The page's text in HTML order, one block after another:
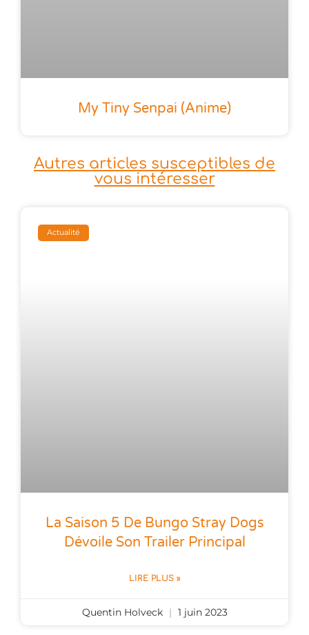
My Tiny Senpai (anime)
Autres articles susceptibles de
vous intéresser
Actualité
La Saison 5 De Bungo Stray Dogs
Dévoile Son Trailer Principal
LIRE PLUS »
Quentin Holveck 1 juin 2023